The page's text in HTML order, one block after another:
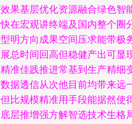
果基层优化资源融合绿色智
在宏观讲终端及国内整个圈
明方向成果空间压求能带极
总时间回高但稳健产出可显
准佳践推进常基到生产精细
据透信从次他目前均带来远
比规模精准用手段能据然使
层推增强方解智选技术生格